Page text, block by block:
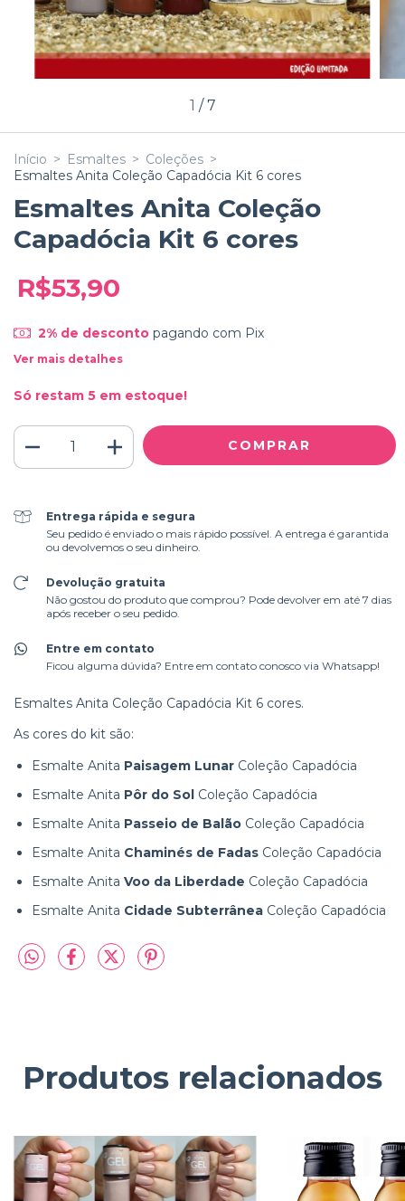
1 /7
Início > Esmaltes > Coleções >
Esmaltes Anita Coleção Capadócia Kit 6 cores
Esmaltes Anita Coleção
Capadócia Kit 6 cores
R$53,90
2% de descontopagando com Pix
Ver mais detalhes
Só restam 5 em estoque!
Entrega rápida e segura
Seu pedido é enviado o mais rápido possível. A entrega é garantida
ou devolvemos o seu dinheiro.
Devolução gratuita
Não gostou do produto que comprou? Pode devolver em até 7 dias
após receber o seu pedido.
Entre em contato
Ficou alguma dúvida? Entre em contato conosco via Whatsapp!
Esmaltes Anita Coleção Capadócia Kit 6 cores.
As cores do kit são:
Esmalte Anita Paisagem Lunar Coleção Capadócia
Esmalte Anita Pôr do Sol Coleção Capadócia
Esmalte Anita Passeio de Balão Coleção Capadócia
Esmalte Anita Chaminés de Fadas Coleção Capadócia
Esmalte Anita Voo da Liberdade Coleção Capadócia
Esmalte Anita Cidade Subterrânea Coleção Capadócia
Produtos relacionados